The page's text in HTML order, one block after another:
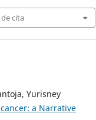
cita
Yurisney
a Narrative